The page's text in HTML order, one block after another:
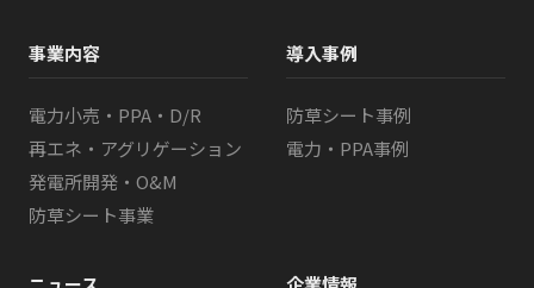
事業内容
電力小売・PPA・D/R
再エネ・アグリゲーション
発電所開発・O&M
防草シート事業
導入事例
防草シート事例
電力・PPA事例